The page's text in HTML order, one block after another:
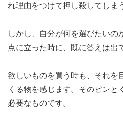
れ理由をつけて押し殺してしま
しかし、自分が何を選びたいの
点に立った時に、既に答えは出
欲しいものを買う時も、それを
くる物を感じます。そのピンと
必要なものです。